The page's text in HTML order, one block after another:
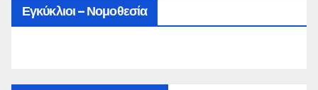
Εγκύκλιοι – Νομοθεσία